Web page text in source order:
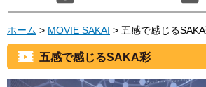
ホーム > MOVIE SAKAI > 五感で感じる
五感で感じるSAKA彩